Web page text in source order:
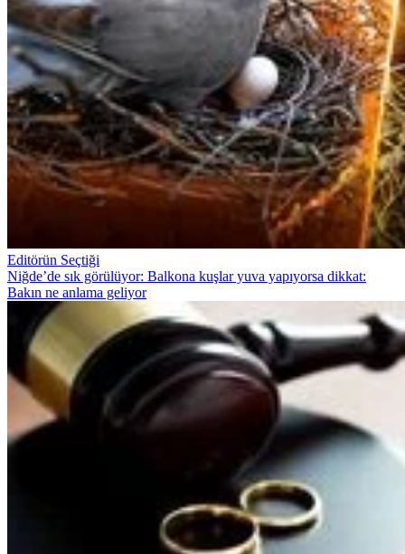
Editörün Seçtiği
Niğde’de sık görülüyor: Balkona kuşlar yuva yapıyorsa dikkat:
Bakın ne anlama geliyor